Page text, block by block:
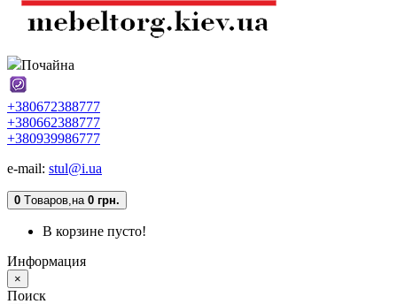
Почайна
+380672388777
+380662388777
+380939986777
e-mail: stul@i.ua
0 Tоваров,на 0 грн.
В корзине пусто!
Информация
×
Поиск